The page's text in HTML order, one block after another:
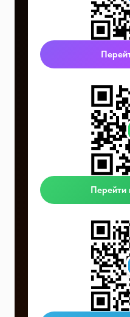
Перейти